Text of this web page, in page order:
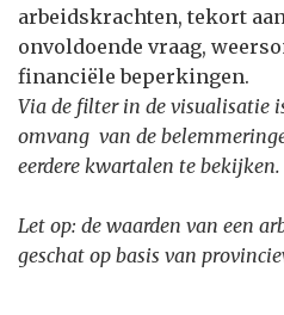
arbeidskrachten, tekort
onvoldoende vraag,
financiële beperkingen.
Via de filter in de visualisatie
omvang van de
eerdere kwartalen te bekijken.
Let op: de waarden van een
geschat op basis van